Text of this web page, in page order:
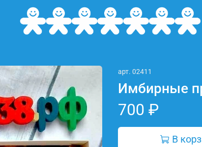
арт. 02411
Имбирные
700 ₽
В